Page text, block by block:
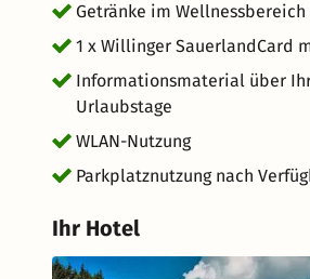
Getränke im
1 x Willinger SauerlandCard
Informationsmaterial über
Urlaubstage
WLAN-Nutzung
Parkplatznutzung nach
Ihr Hotel